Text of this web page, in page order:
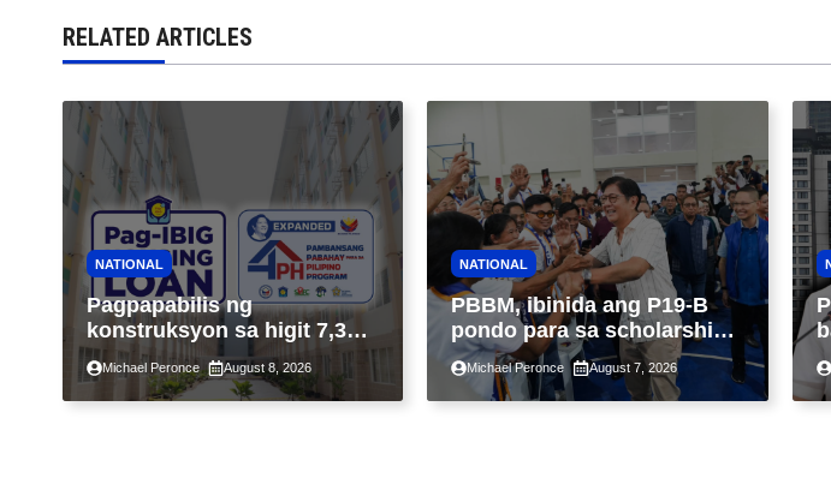
RELATED ARTICLES
NATIONAL
Pagpapabilis ng
konstruksyon sa higit 7,300
kabahayan sa ilalim ng
Expanded 4PH, posible na
sa pagtutulungan ng Pag-
Michael Peronce August 8, 2026
NATIONAL
PBBM, ibinida ang P19-B
pondo para sa scholarship
ngayong taon, pinakamalaki
sa kasaysayan ng TESDA
Michael Peronce August 7, 2026